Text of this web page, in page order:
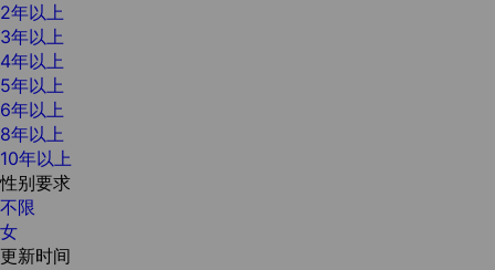
2年以上
3年以上
4年以上
5年以上
6年以上
8年以上
10年以上
性别要求
不限
女
更新时间